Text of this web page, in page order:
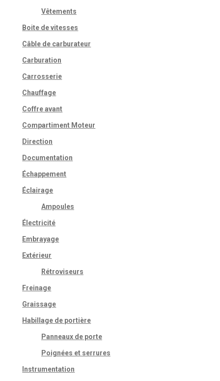
Vêtements
Boite de vitesses
Câble de carburateur
Carburation
Carrosserie
Chauffage
Coffre avant
Compartiment Moteur
Direction
Documentation
Échappement
Éclairage
Ampoules
Électricité
Embrayage
Extérieur
Rétroviseurs
Freinage
Graissage
Habillage de portière
Panneaux de porte
Poignées et serrures
Instrumentation